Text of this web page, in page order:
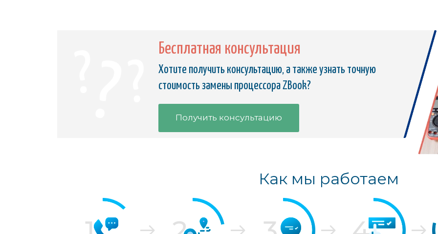
Бесплатная консультация
Хотите получить консультацию, а также узнать точную
стоимость замены процессора ZBook?
Получить консультацию
Как мы работаем